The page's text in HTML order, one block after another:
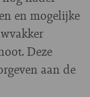
en mogelijke
Deze
aan de